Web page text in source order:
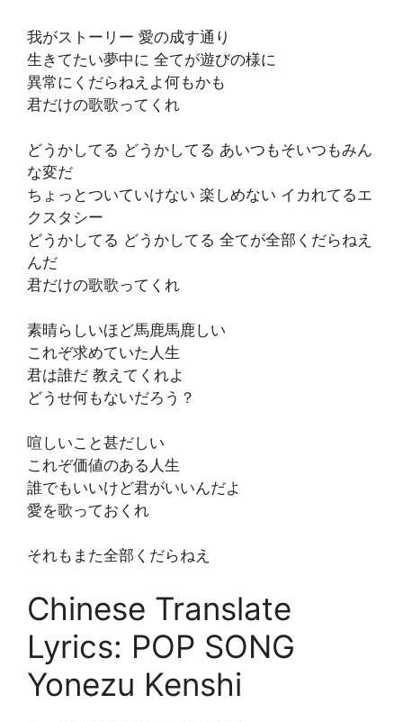
我がストーリー 愛の成す通り
生きてたい夢中に 全てが遊びの様に
異常にくだらねえよ何もかも
君だけの歌歌ってくれ
どうかしてる どうかしてる あいつもそいつもみん
な変だ
ちょっとついていけない 楽しめない イカれてるエ
クスタシー
どうかしてる どうかしてる 全てが全部くだらねえ
んだ
君だけの歌歌ってくれ
素晴らしいほど馬鹿馬鹿しい
これぞ求めていた人生
君は誰だ 教えてくれよ
どうせ何もないだろう？
喧しいこと甚だしい
これぞ価値のある人生
誰でもいいけど君がいいんだよ
愛を歌っておくれ
それもまた全部くだらねえ
Chinese Translate
Lyrics: POP SONG
Yonezu Kenshi